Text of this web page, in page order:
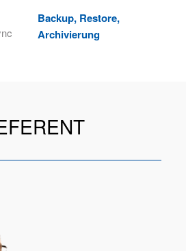
Backup, Restore,
Archivierung